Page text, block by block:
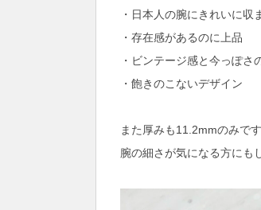
・日本人の腕にきれいに収
・存在感があるのに上品
・ビンテージ感と今っぽさ
・飽きのこないデザイン
また厚みも11.2mmのみで
腕の細さが気になる方にも